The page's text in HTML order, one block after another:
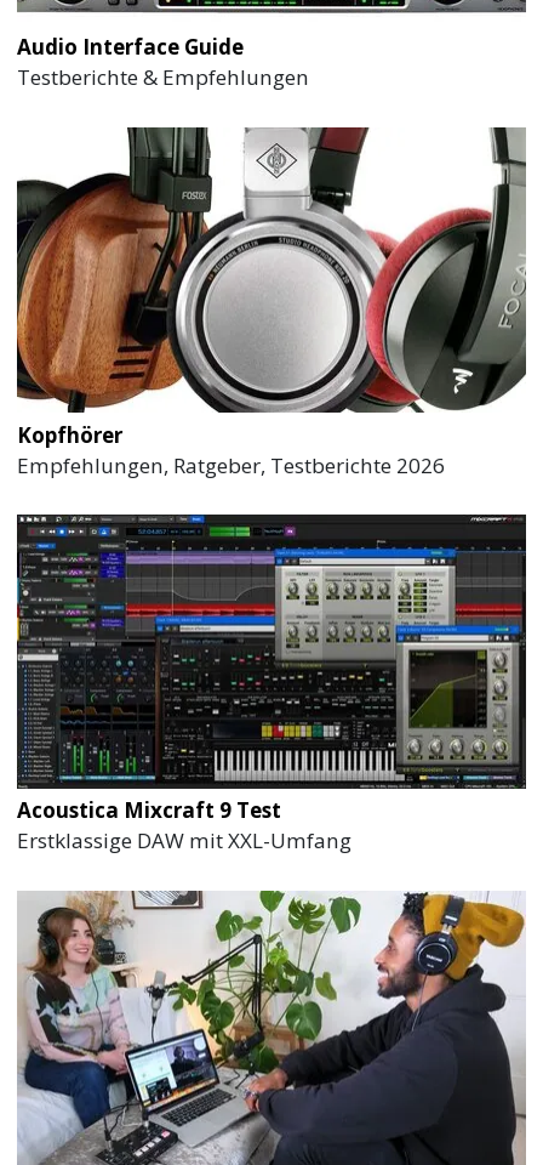
Audio Interface Guide
Testberichte & Empfehlungen
Kopfhörer
Empfehlungen, Ratgeber, Testberichte 2026
Acoustica Mixcraft 9 Test
Erstklassige DAW mit XXL-Umfang